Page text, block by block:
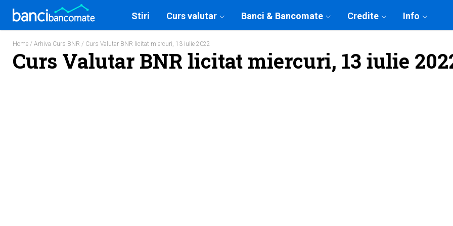
Stiri Curs valutar Banci & Bancomate Credite Info
Home / Arhiva Curs BNR / Curs Valutar BNR licitat miercuri, 13 iulie 2022
Curs Valutar BNR licitat miercuri, 13 iulie